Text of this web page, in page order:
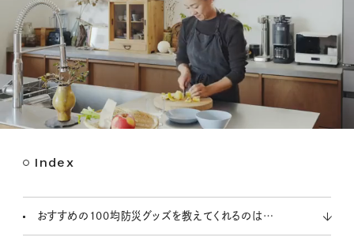
Index
おすすめの100均防災グッズを教えてくれるのは…